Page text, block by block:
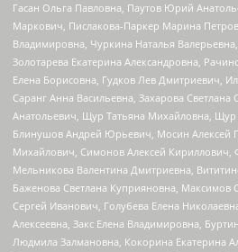
Гасан Ольга Павловна, Паутов Юрий
Маркович, Пислакова-Паркер Марина
Владимировна, Чуркина Наталья
Золотарева Екатерина Александровна,
Елена Борисовна, Гудков Лев Дмитриевич,
Саранг Анна Васильевна, Захарова
Анатольевич, Щур Татьяна Михайловна, Щур
Блинушов Андрей Юрьевич, Мосин Алексей
Михайлович, Симонов Алексей Кириллович,
Мельникова Валентина Дмитриевна,
Баженова Светлана Куприяновна, Максимов
Сергей Иванович, Голубева Елена
Алексеевна, Закс Елена Владимировна,
Людмила Залмановна, Кокорина Екатерина